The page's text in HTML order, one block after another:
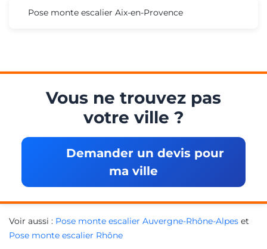
Pose monte escalier Aix-en-Provence
Vous ne trouvez pas
votre ville ?
Demander un devis pour
ma ville
Voir aussi : Pose monte escalier Auvergne-Rhône-Alpes et
Pose monte escalier Rhône